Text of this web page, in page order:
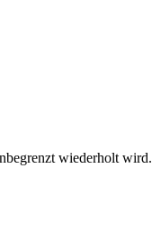
wiederholt wird.